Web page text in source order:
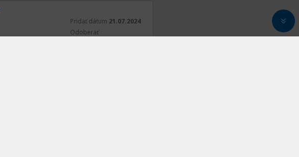
Pridať dátum 21.07.2024
Odoberať